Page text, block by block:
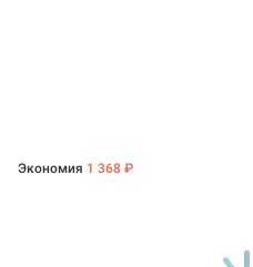
Экономия 1 368 ₽